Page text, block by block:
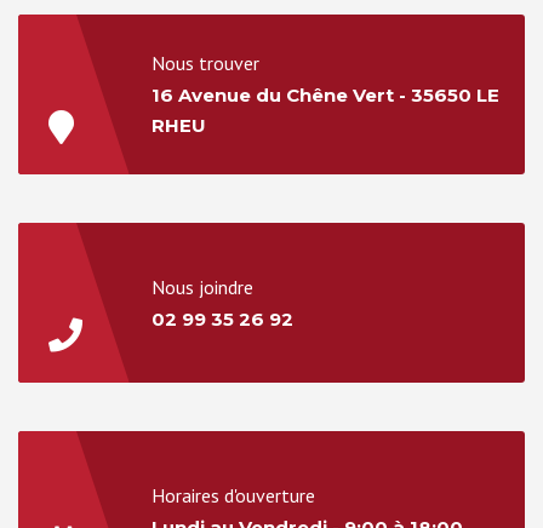
Nous trouver
16 Avenue du Chêne Vert - 35650 LE
RHEU
Nous joindre
02 99 35 26 92
Horaires d'ouverture